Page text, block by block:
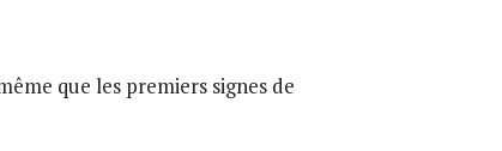
que les premiers signes de